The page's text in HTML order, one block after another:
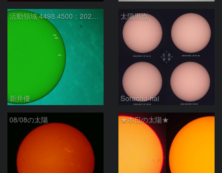
活動領域 4498,4500：2026/08/08
新井優
太陽黒点
Sorachu-hai
08/08の太陽 ★本日の太陽★